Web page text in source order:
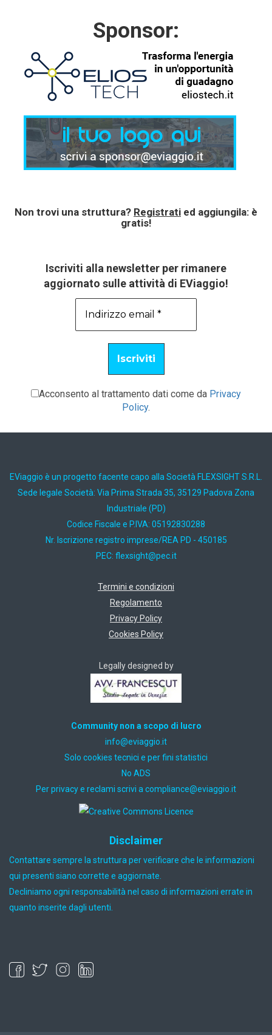
Sponsor:
Non trovi una struttura? Registrati ed aggiungila: è
gratis!
Iscriviti alla newsletter per rimanere
aggiornato sulle attività di EViaggio!
Acconsento al trattamento dati come da Privacy
Policy.
EViaggio è un progetto facente capo alla Società FLEXSIGHT S.R.L.
Sede legale Società: Via Prima Strada 35, 35129 Padova Zona
Industriale (PD)
Codice Fiscale e P.IVA: 05192830288
Nr. Iscrizione registro imprese/REA PD - 450185
PEC: ti.cep@thgisxelf
Termini e condizioni
Regolamento
Privacy Policy
Cookies Policy
Legally designed by
Community non a scopo di lucro
ti.oiggaive@ofni
Solo cookies tecnici e per fini statistici
No ADS
Per privacy e reclami scrivi a ti.oiggaive@ecnailpmoc
Disclaimer
Contattare sempre la struttura per verificare che le informazioni
qui presenti siano corrette e aggiornate.
Decliniamo ogni responsabilità nel caso di informazioni errate in
quanto inserite dagli utenti.